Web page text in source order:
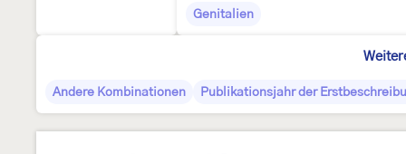
Genitalien
Andere Kombinationen Publikationsjahr der